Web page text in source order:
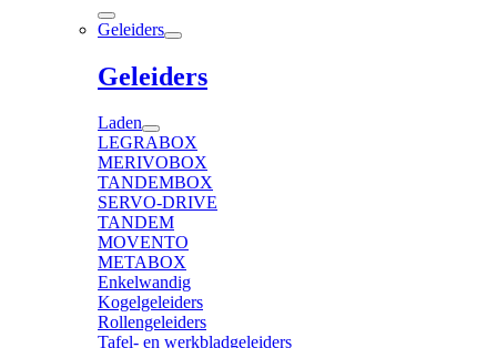
Geleiders
Geleiders
Laden
LEGRABOX
MERIVOBOX
TANDEMBOX
SERVO-DRIVE
TANDEM
MOVENTO
METABOX
Enkelwandig
Kogelgeleiders
Rollengeleiders
Tafel- en werkbladgeleiders